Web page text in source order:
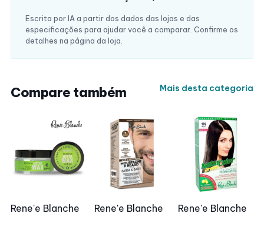
Escrita por IA a partir dos dados das lojas e das
especificações para ajudar você a comparar. Confirme os
detalhes na página da loja.
Compare também Mais desta categoria
Rene'e Blanche Rene'e Blanche Rene'e Blanche